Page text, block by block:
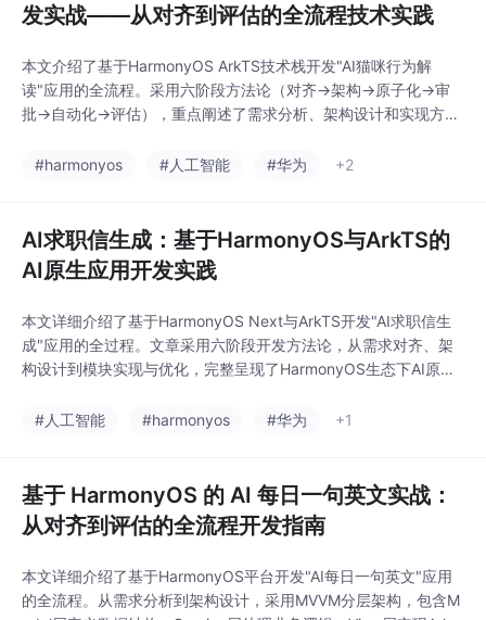
发实战——从对齐到评估的全流程技术实践
本文介绍了基于HarmonyOS ArkTS技术栈开发"AI猫咪行为解
读"应用的全流程。采用六阶段方法论（对齐→架构→原子化→审
批→自动化→评估），重点阐述了需求分析、架构设计和实现方
ice层（封装业务逻辑）和View层（UI展示）。通过ArkTS严格类
#harmonyos #人工智能 #华为 +2
AI求职信生成：基于HarmonyOS与ArkTS的
AI原生应用开发实践
本文详细介绍了基于HarmonyOS Next与ArkTS开发"AI求职信生
成"应用的全过程。文章采用六阶段开发方法论，从需求对齐、架
构设计到模块实现与优化，完整呈现了HarmonyOS生态下AI原生
计；2) ArkTS语法约束与最佳实践；3) 声明式UI开发与状态管
#人工智能 #harmonyos #华为 +1
基于 HarmonyOS 的 AI 每日一句英文实战：
从对齐到评估的全流程开发指南
本文详细介绍了基于HarmonyOS平台开发"AI每日一句英文"应用
的全流程。从需求分析到架构设计，采用MVVM分层架构，包含M